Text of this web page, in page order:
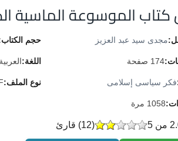
الموسوعة الماسية
مجدى سيد عبد العزيز حجم
174 صفحة اللغة:العربية
فكر سياسى إسلامى نوع الملف:
1058 مرة
(
12) قارئ 5